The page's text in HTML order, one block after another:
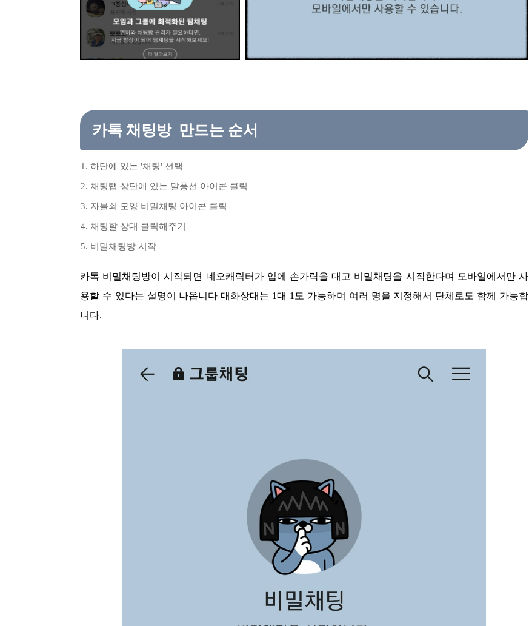
카톡 채팅방 만드는 순서
하단에 있는 '채팅' 선택
채팅탭 상단에 있는 말풍선 아이콘 클릭
자물쇠 모양 비밀채팅 아이콘 클릭
채팅할 상대 클릭해주기
비밀채팅방 시작
카톡 비밀채팅방이 시작되면 네오캐릭터가 입에 손가락을 대고 비밀채팅을 시작한다며 모바일에서만 사
용할 수 있다는 설명이 나옵니다 대화상대는 1대 1도 가능하며 여러 명을 지정해서 단체로도 함께 가능합
니다.